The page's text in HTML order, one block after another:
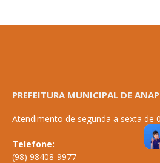
PREFEITURA MUNICIPAL DE
Atendimento de segunda a sexta de
Telefone:
(98) 98408-9977